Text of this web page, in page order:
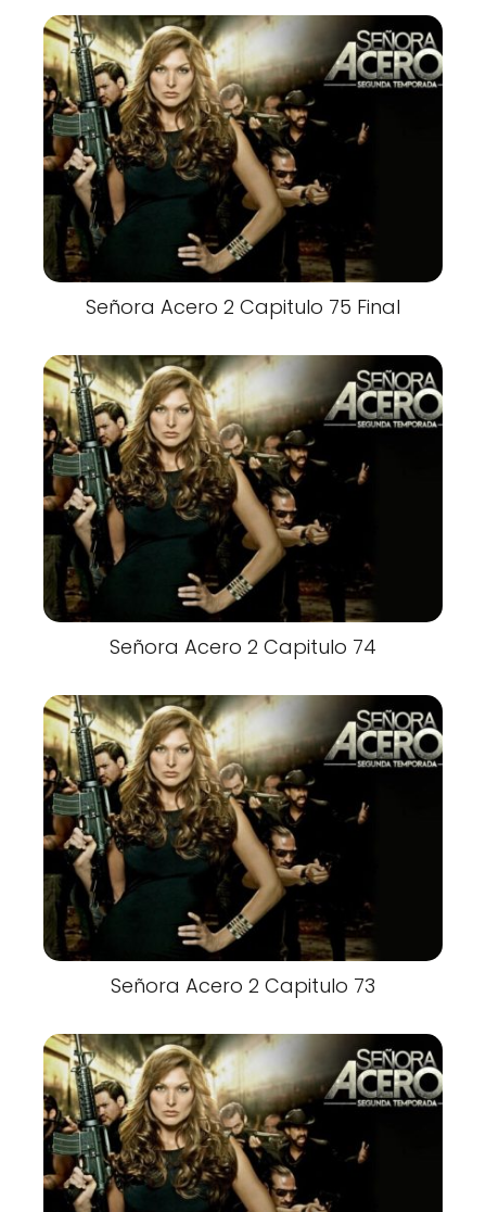
Señora Acero 2 Capitulo 75 Final
Señora Acero 2 Capitulo 74
Señora Acero 2 Capitulo 73